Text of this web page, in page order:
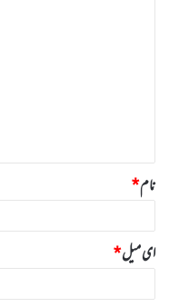
نام*
ای میل*